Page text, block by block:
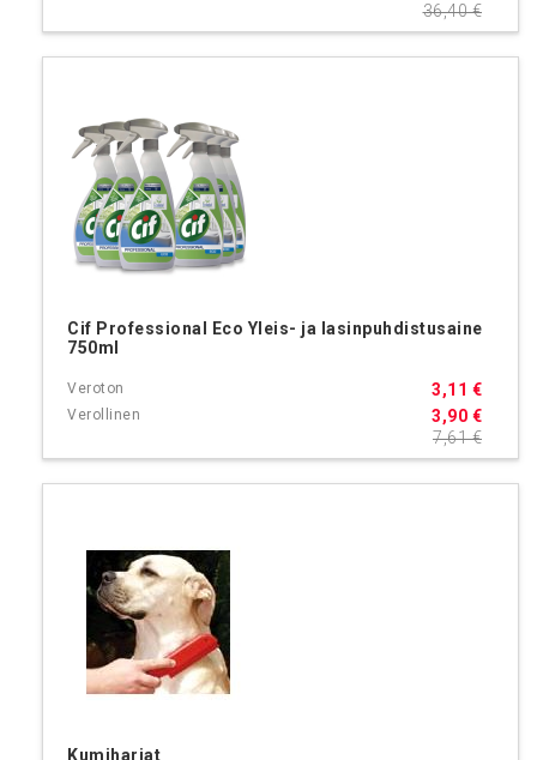
36,40 €
Cif Professional Eco Yleis- ja lasinpuhdistusaine
750ml
3,90 €
3,11 €
7,61 €
Kumiharjat